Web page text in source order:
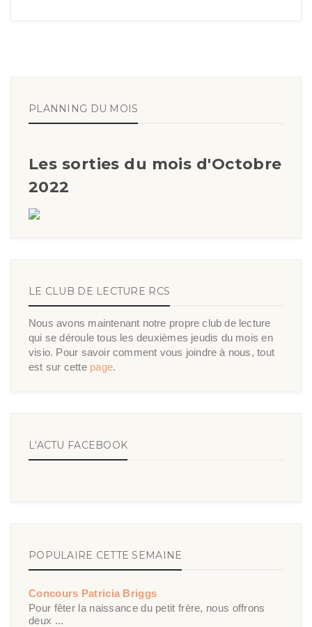
PLANNING DU MOIS
Les sorties du mois d'Octobre
2022
LE CLUB DE LECTURE RCS
Nous avons maintenant notre propre club de lecture
qui se déroule tous les deuxièmes jeudis du mois en
visio. Pour savoir comment vous joindre à nous, tout
est sur cette page.
L'ACTU FACEBOOK
POPULAIRE CETTE SEMAINE
Concours Patricia Briggs
Pour fêter la naissance du petit frère, nous offrons
deux ...